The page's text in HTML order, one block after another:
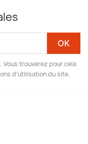
Vous trouverez pour cela
d'utilisation du site.